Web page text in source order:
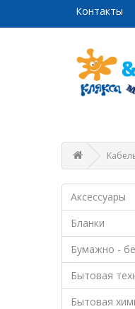
Контакты
Аксессуары
Бланки
Бумажно -
Бытовая
Бытовая